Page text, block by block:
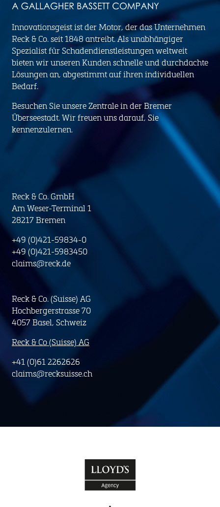
Innovationsgeist ist der Motor, der das Unternehmen
Reck & Co. seit 1848 antreibt. Als unabhängiger
Spezialist für Schadendienstleistungen weltweit
bieten wir unseren Kunden schnelle und durchdachte
Lösungen an, abgestimmt auf ihren individuellen
Bedarf.
Besuchen Sie unsere Zentrale in der Bremer
Überseestadt. Wir freuen uns darauf, Sie
kennenzulernen.
Reck & Co. GmbH
Am Weser-Terminal 1
28217 Bremen
+49 (0)421-59834-0
+49 (0)421-5983450
claims@reck.de
Reck & Co. (Suisse) AG
Hochbergerstrasse 70
4057 Basel, Schweiz
Reck & Co (Suisse) AG
+41 (0)61 2262626
claims@recksuisse.ch